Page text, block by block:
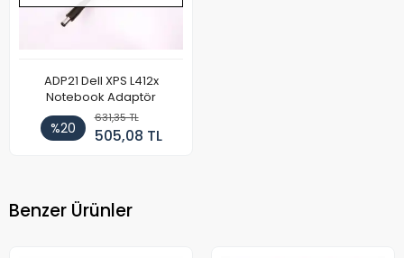
ADP21 Dell XPS L412x
Notebook Adaptör
%20
631,35 TL
505,08 TL
Benzer Ürünler